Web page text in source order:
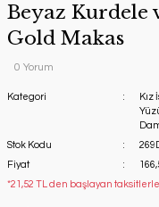
Beyaz Kurdele
Gold Makas
0 Yorum
Kategori Kız
Stok Kodu
Fiyat
*21,52 TL den başlayan